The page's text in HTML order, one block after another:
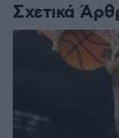
Σχετικά